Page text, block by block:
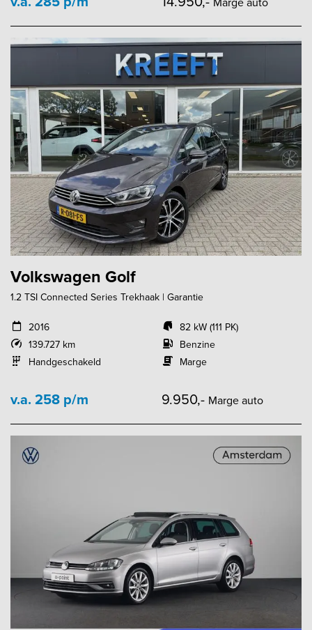
Volkswagen Golf
1.2 TSI Connected Series Trekhaak | Garantie
2016
139.727 km
Handgeschakeld
82 kW (111 PK)
Benzine
Marge
v.a. 258 p/m 9.950,- Marge auto